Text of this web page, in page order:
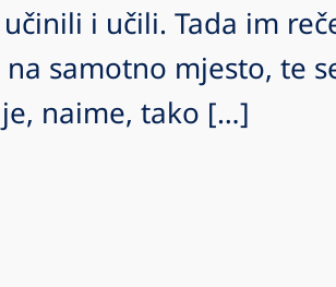
i učili. Tada im
samotno mjesto, te
naime, tako […]